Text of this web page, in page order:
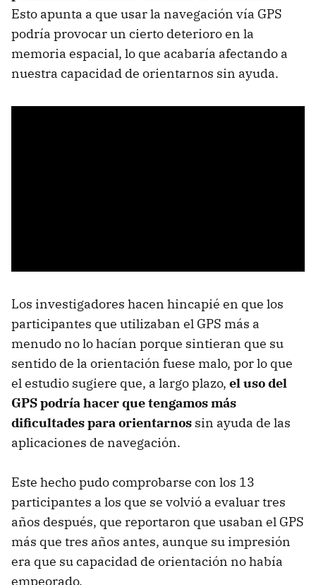
Esto apunta a que usar la navegación vía GPS
podría provocar un cierto deterioro en la
memoria espacial, lo que acabaría afectando a
nuestra capacidad de orientarnos sin ayuda.
Los investigadores hacen hincapié en que los
participantes que utilizaban el GPS más a
menudo no lo hacían porque sintieran que su
sentido de la orientación fuese malo, por lo que
el estudio sugiere que, a largo plazo, el uso del
GPS podría hacer que tengamos más
dificultades para orientarnos sin ayuda de las
aplicaciones de navegación.
Este hecho pudo comprobarse con los 13
participantes a los que se volvió a evaluar tres
años después, que reportaron que usaban el GPS
más que tres años antes, aunque su impresión
era que su capacidad de orientación no había
empeorado.